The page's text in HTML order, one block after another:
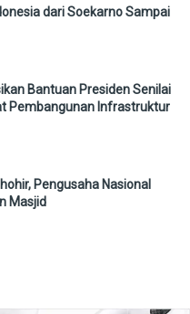
dari Soekarno Sampai
Bantuan Presiden Senilai
Pembangunan Infrastruktur
Pengusaha Nasional
Masjid